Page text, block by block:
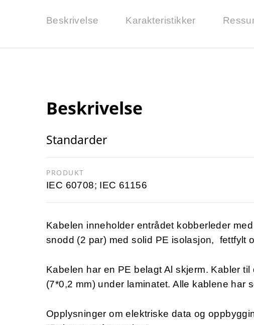
Beskrivelse Karakteristikker
Beskrivelse
Standarder
PRODUKT
IEC 60708; IEC 61156
Kabelen inneholder entrådet kobberleder
snodd (2 par) med solid PE isolasjon, fettfylt
Kabelen har en PE belagt Al skjerm. Kabler
(7*0,2 mm) under laminatet. Alle kablene har
Opplysninger om elektriske data og